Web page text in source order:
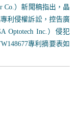
Co.）新聞稿指出，晶
利侵權訴訟，控告廣
Optotech Inc.）侵犯
專利摘要表如